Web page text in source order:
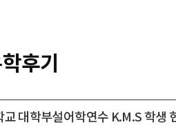
후기
대학부설어학연수 K.M.S 학생